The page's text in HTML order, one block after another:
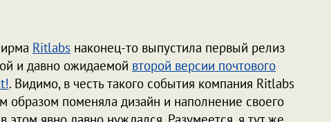
Ritlabs наконец-то выпустила первый релиз
и давно ожидаемой второй версии почтового
. Видимо, в честь такого события компания Ritlabs
образом поменяла дизайн и наполнение своего